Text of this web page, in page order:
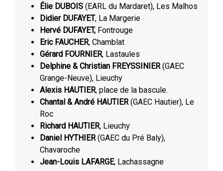
Élie DUBOIS (EARL du Mardaret), Les Malhos
Didier DUFAYET, La Margerie
Hervé DUFAYET, Fontrouge
Eric FAUCHER, Chamblat
Gérard FOURNIER, Lastaules
Delphine & Christian FREYSSINIER(GAEC
Grange-Neuve), Lieuchy
Alexis HAUTIER, place de la bascule.
Chantal & André HAUTIER(GAEC Hautier), Le
Roc
Richard HAUTIER, Lieuchy
Daniel HYTHIER(GAEC du Pré Baly),
Chavaroche
Jean-Louis LAFARGE, Lachassagne